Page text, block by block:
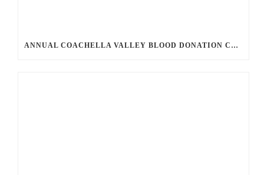
ANNUAL COACHELLA VALLEY BLOOD DONATION CHALLENGE BEGINS JULY 1